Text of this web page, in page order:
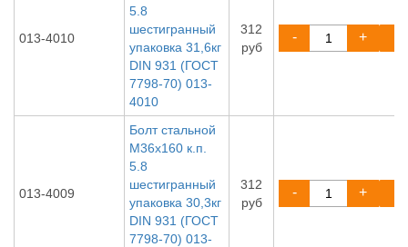
013-4010
5.8
шестигранный
упаковка 31,6кг
DIN 931 (ГОСТ
7798-70) 013-
4010
312
руб
- +
013-4009
Болт стальной
М36х160 к.п.
5.8
шестигранный
упаковка 30,3кг
DIN 931 (ГОСТ
7798-70) 013-
312
руб
- +